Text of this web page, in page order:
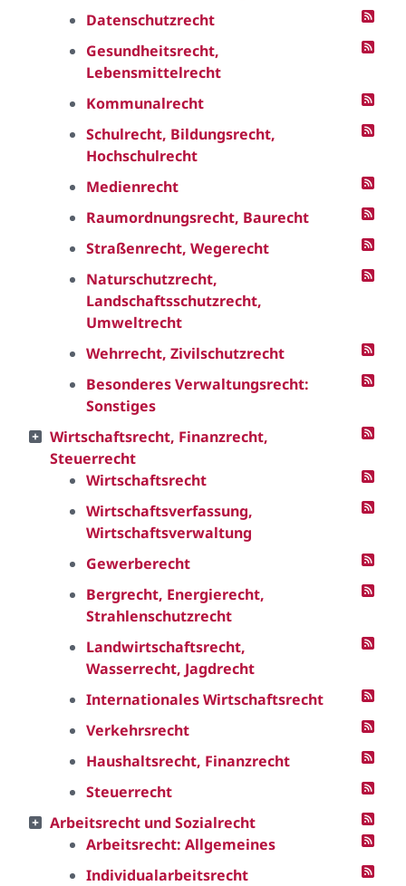
Datenschutzrecht
Gesundheitsrecht,
Lebensmittelrecht
Kommunalrecht
Schulrecht, Bildungsrecht,
Hochschulrecht
Medienrecht
Raumordnungsrecht, Baurecht
Straßenrecht, Wegerecht
Naturschutzrecht,
Landschaftsschutzrecht,
Umweltrecht
Wehrrecht, Zivilschutzrecht
Besonderes Verwaltungsrecht:
Sonstiges
Wirtschaftsrecht, Finanzrecht,
Steuerrecht
Wirtschaftsrecht
Wirtschaftsverfassung,
Wirtschaftsverwaltung
Gewerberecht
Bergrecht, Energierecht,
Strahlenschutzrecht
Landwirtschaftsrecht,
Wasserrecht, Jagdrecht
Internationales Wirtschaftsrecht
Verkehrsrecht
Haushaltsrecht, Finanzrecht
Steuerrecht
Arbeitsrecht und Sozialrecht
Arbeitsrecht: Allgemeines
Individualarbeitsrecht